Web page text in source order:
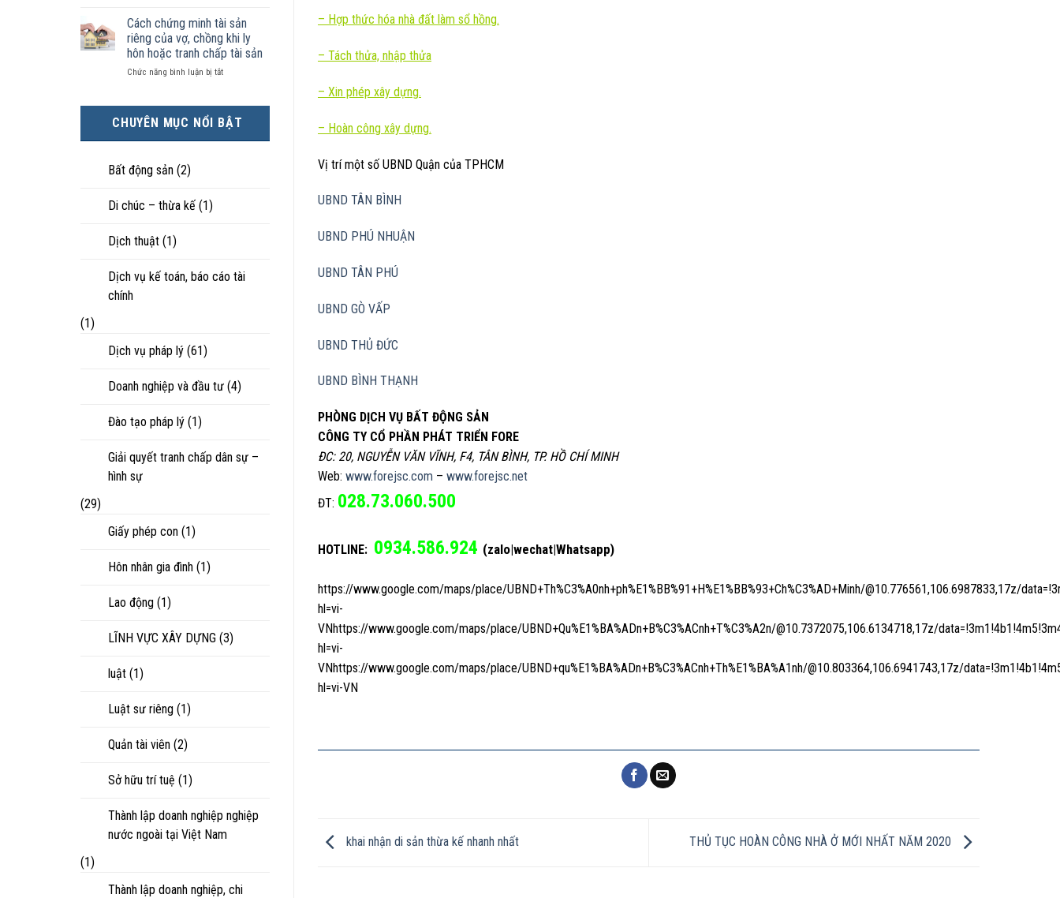
thực
tế?
chia
như
nào?
tế
tốt
hơn
cũng
được
con
ly
hôn
khi
hôn
nhân
Góc
nhìn
Cách chứng minh tài sản
riêng của vợ, chồng khi ly
hôn hoặc tranh chấp tài sản
Chức năng bình luận bị tắtở
tài
chấp
CHUYÊN MỤC NỔI BẬT
Bất động sản (2)
Di chúc – thừa kế (1)
Dịch thuật (1)
Dịch vụ kế toán, báo cáo tài
chính
(1)
Dịch vụ pháp lý (61)
Doanh nghiệp và đầu tư (4)
Đào tạo pháp lý (1)
Giải quyết tranh chấp dân sự –
hình sự
(29)
Giấy phép con (1)
Hôn nhân gia đình (1)
Lao động (1)
LĨNH VỰC XÂY DỰNG (3)
luật (1)
Luật sư riêng (1)
Quản tài viên (2)
Sở hữu trí tuệ (1)
Thành lập doanh nghiệp nghiệp
nước ngoài tại Việt Nam
(1)
Thành lập doanh nghiệp, chi
– Hợp thức hóa nhà đất làm sổ hồng.
– Tách thửa, nhập thửa
– Xin phép xây dựng.
– Hoàn công xây dựng.
Vị trí một số UBND Quận của TPHCM
UBND TÂN BÌNH
UBND PHÚ NHUẬN
UBND TÂN PHÚ
UBND GÒ VẤP
UBND THỦ ĐỨC
UBND BÌNH THẠNH
PHÒNG DỊCH VỤ BẤT ĐỘNG SẢN
CÔNG TY CỔ PHẦN PHÁT TRIỂN FORE
ĐC: 20, NGUYỄN VĂN VĨNH, F4, TÂN BÌNH, TP. HỒ CHÍ MINH
Web: www.forejsc.com – www.forejsc.net
ĐT: 028.73.060.500
HOTLINE: 0934.586.924 (zalo|wechat|Whatsapp)
https://www.google.com/maps/place/UBND+Th%C3%A0nh+ph%E1%BB%91+H%E1%BB%93+Ch%C3%AD+Minh/@10.776561,106.6987833,17z/
hl=vi-
VNhttps://www.google.com/maps/place/UBND+Qu%E1%BA%ADn+B%C3%ACnh+T%C3%A2n/@10.7372075,106.6134718,17z/
hl=vi-
VNhttps://www.google.com/maps/place/UBND+qu%E1%BA%ADn+B%C3%ACnh+Th%E1%BA%A1nh/@10.803364,106.6941743,17z/
hl=vi-VN
khai nhận di sản thừa kế nhanh nhất THỦ TỤC HOÀN CÔNG NHÀ Ở MỚI NHẤT NĂM 2020